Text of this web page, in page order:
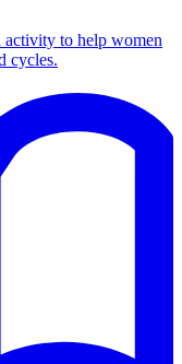
activity to help women
cycles.